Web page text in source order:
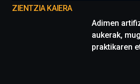
proyectos
ZIENTZIA KAIERA
Adimen
aukerak,
praktikaren